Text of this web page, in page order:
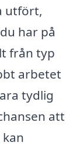
utfört,
har på
från typ
arbetet
tydlig
att